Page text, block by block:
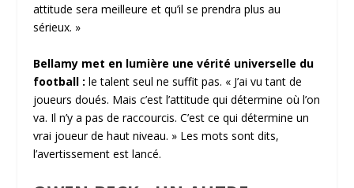
attitude sera meilleure et qu’il se prendra plus au
sérieux. »
Bellamy met en lumière une vérité universelle du
football : le talent seul ne suffit pas. « J’ai vu tant de
joueurs doués. Mais c’est l’attitude qui détermine où l’on
va. Il n’y a pas de raccourcis. C’est ce qui détermine un
vrai joueur de haut niveau. » Les mots sont dits,
l’avertissement est lancé.